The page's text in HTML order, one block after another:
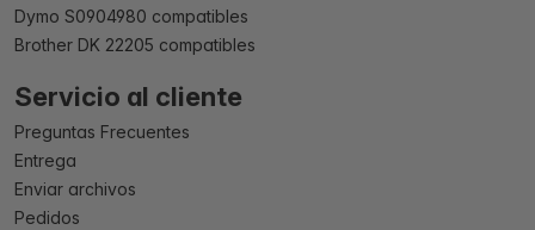
Dymo S0904980 compatibles
Brother DK 22205 compatibles
Servicio al cliente
Preguntas Frecuentes
Entrega
Enviar archivos
Pedidos